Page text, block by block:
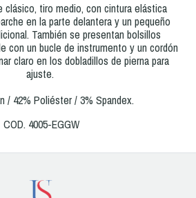
tiro medio, con cintura elástica
en la parte delantera y un pequeño
También se presentan bolsillos
con un bucle de instrumento y un cordón
claro en los dobladillos de pierna para
ajuste.
/ 42% Poliéster / 3% Spandex.
COD. 4005-EGGW